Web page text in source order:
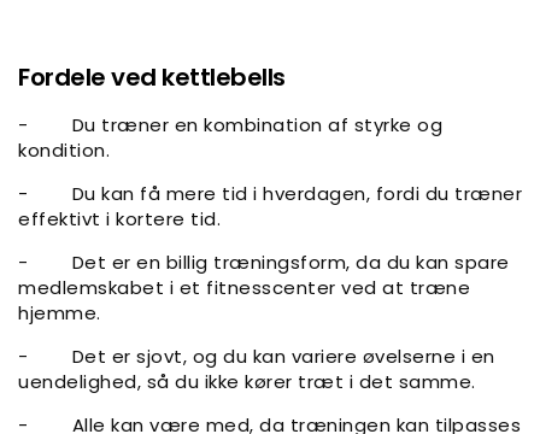
Fordele ved kettlebells
-
Du træner en kombination af styrke og
kondition.
-
Du kan få mere tid i hverdagen, fordi du træner
effektivt i kortere tid.
-
Det er en billig træningsform, da du kan spare
medlemskabet i et fitnesscenter ved at træne
hjemme.
-
Det er sjovt, og du kan variere øvelserne i en
uendelighed, så du ikke kører træt i det samme.
-
Alle kan være med, da træningen kan tilpasses